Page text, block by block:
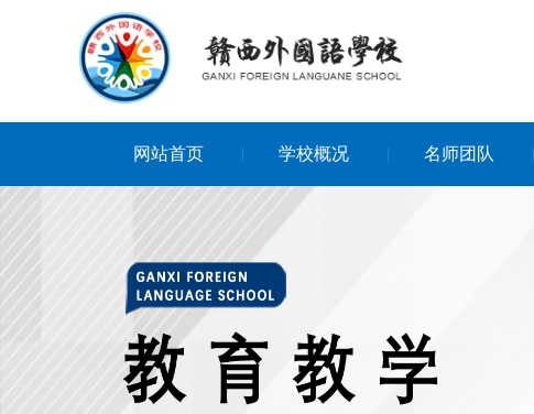
网站首页 学校概况 名师团队